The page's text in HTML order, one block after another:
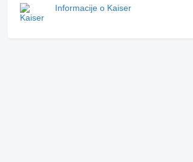
Informacije o Kaiser